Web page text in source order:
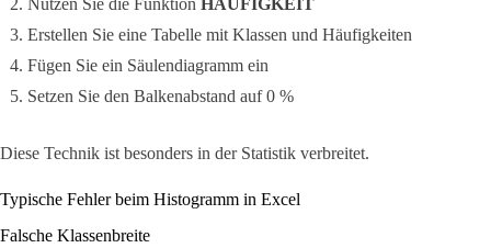
Nutzen Sie die Funktion HÄUFIGKEIT
Erstellen Sie eine Tabelle mit Klassen und Häufigkeiten
Fügen Sie ein Säulendiagramm ein
Setzen Sie den Balkenabstand auf 0 %
Diese Technik ist besonders in der Statistik verbreitet.
Typische Fehler beim Histogramm in Excel
Falsche Klassenbreite